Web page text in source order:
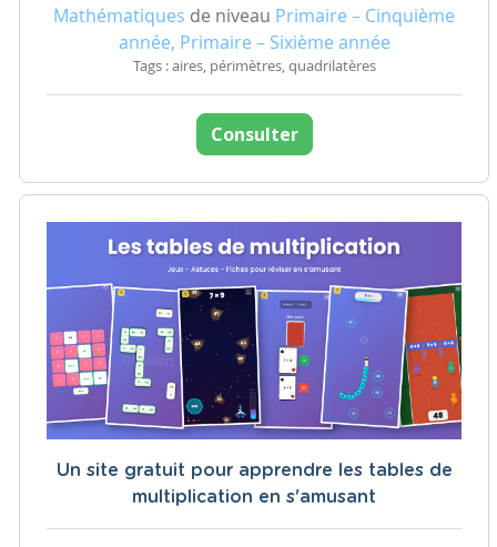
Mathématiques de niveau Primaire – Cinquième
année, Primaire – Sixième année
Tags : aires, périmètres, quadrilatères
Consulter
Un site gratuit pour apprendre les tables de
multiplication en s'amusant